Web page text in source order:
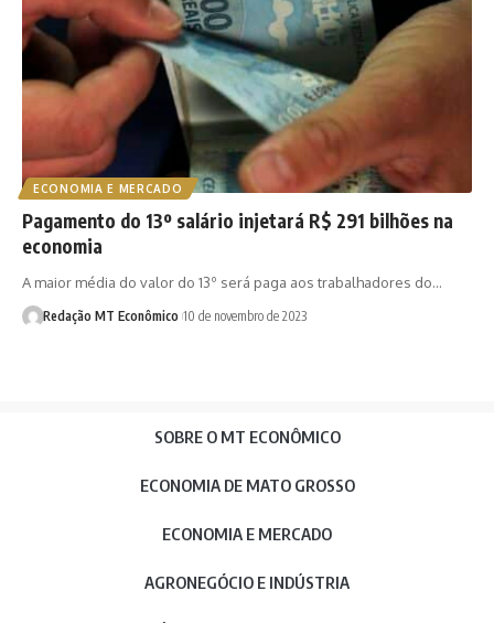
ECONOMIA E MERCADO
Pagamento do 13º salário injetará R$ 291 bilhões na
economia
A maior média do valor do 13º será paga aos trabalhadores do…
Redação MT Econômico 10 de novembro de 2023
SOBRE O MT ECONÔMICO
ECONOMIA DE MATO GROSSO
ECONOMIA E MERCADO
AGRONEGÓCIO E INDÚSTRIA